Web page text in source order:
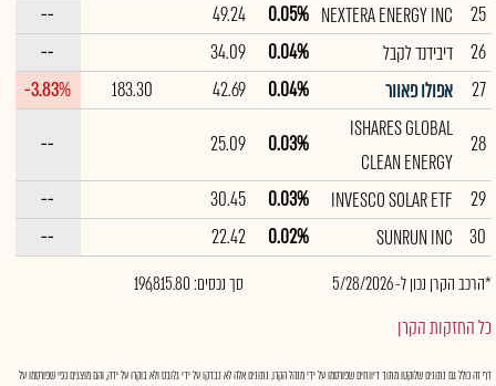
25
NEXTERA ENERGY INC
0.05%
49.24
--
26
דיבידנד לקבל 0.04%
34.09
--
27
אפולו פאוור 0.04%
42.69
183.30
-3.83%
28
ISHARES GLOBAL
CLEAN ENERGY
0.03%
25.09
--
29
INVESCO SOLAR ETF
0.03%
30.45
--
30
SUNRUN INC
0.02%
22.42
--
*הרכב הקרן נכון ל- 5/28/2026 סך נכסים: 196,815.80
כל החזקות הקרן
דף זה כולל גם נתונים שלוקטו מתוך דיווחים שפורסמו על ידי מנהל הקרן. נתונים אלה לא נבדקו על ידי גלובס ולא בוקרו על ידה, והם מוצגים כפי שפורסמו על